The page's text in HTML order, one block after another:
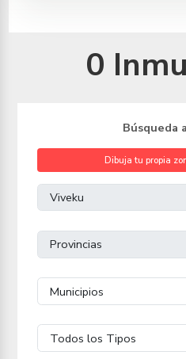
0
Búsqueda
Dibuja tu propia